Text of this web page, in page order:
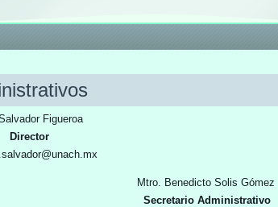
Director
Mtro. Benedicto
Secretario Administrativo